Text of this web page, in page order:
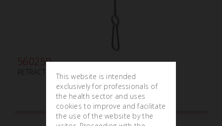
560250
RETRACTOR LANGENBECK mm50x13
This website is intended
exclusively for professionals of
the health sector and uses
cookies to improve and facilitate
the use of the website by the